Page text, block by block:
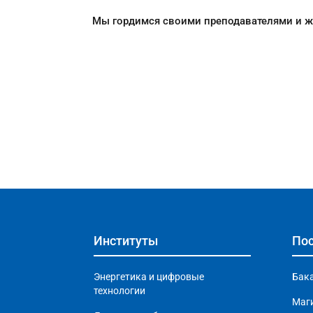
Мы гордимся своими преподавателями и
Институты
Энергетика и цифровые
технологии